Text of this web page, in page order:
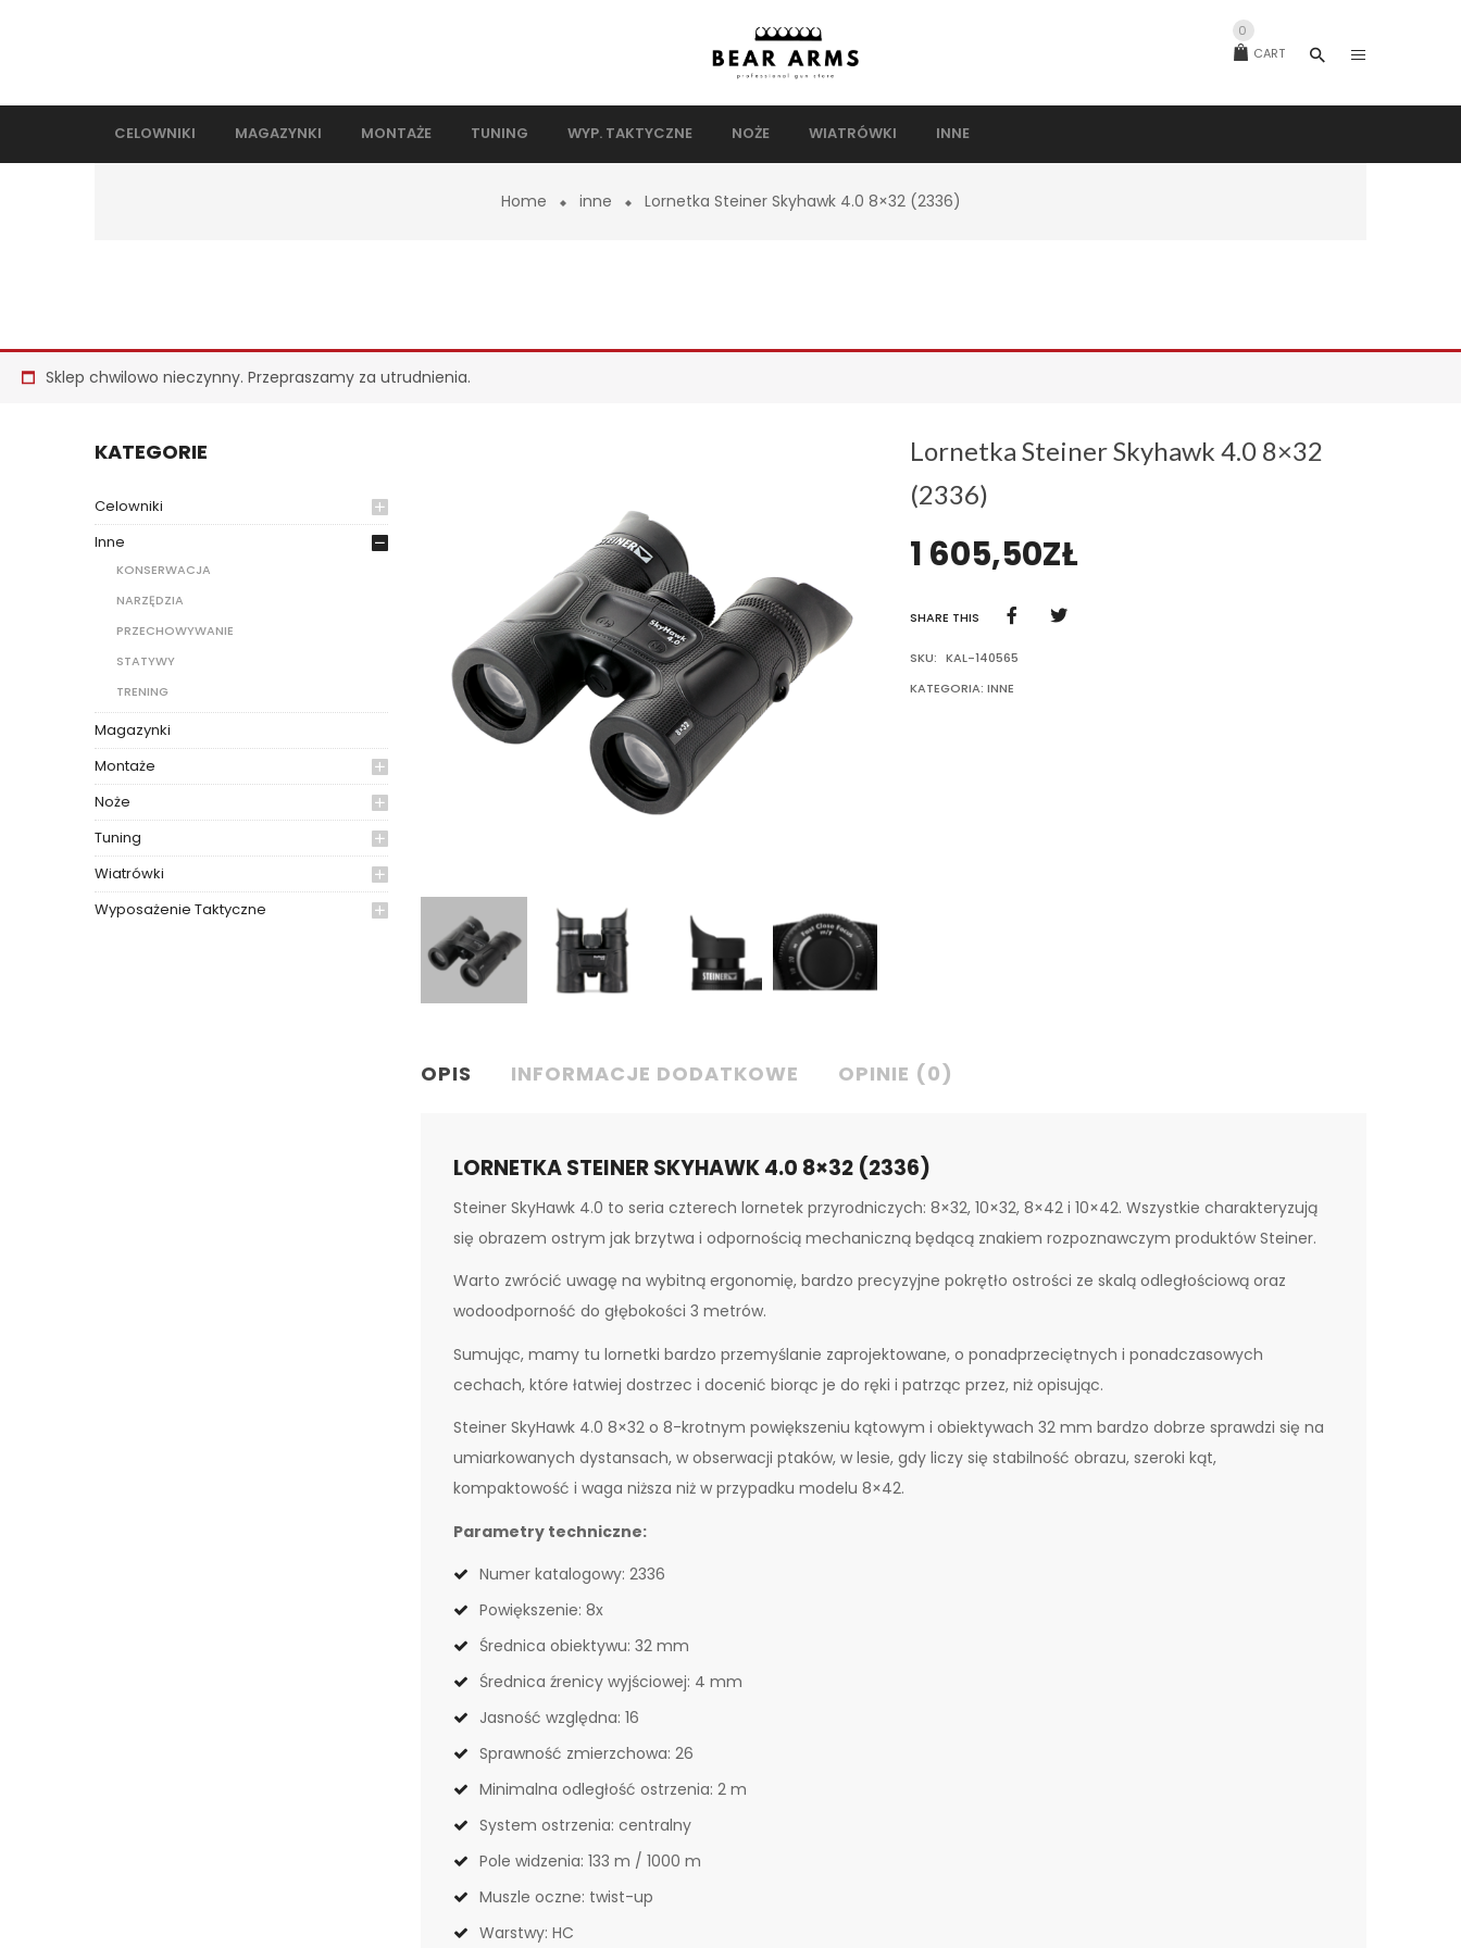
CART
0
CELOWNIKI MAGAZYNKI MONTAŻE TUNING WYP. TAKTYCZNE NOŻE WIATRÓWKI INNE
Home inne Lornetka Steiner Skyhawk 4.0 8×32 (2336)
Sklep chwilowo nieczynny. Przepraszamy za utrudnienia.
KATEGORIE
Celowniki
Inne
KONSERWACJA
NARZĘDZIA
PRZECHOWYWANIE
STATYWY
TRENING
Magazynki
Montaże
Noże
Tuning
Wiatrówki
Wyposażenie Taktyczne
Lornetka Steiner Skyhawk 4.0 8×32
(2336)
1 605,50ZŁ
SHARE THIS
SKU: KAL-140565
KATEGORIA: INNE
OPIS INFORMACJE DODATKOWE OPINIE (0)
LORNETKA STEINER SKYHAWK 4.0 8×32 (2336)
Steiner SkyHawk 4.0 to seria czterech lornetek przyrodniczych: 8×32, 10×32, 8×42 i 10×42. Wszystkie charakteryzują
się obrazem ostrym jak brzytwa i odpornością mechaniczną będącą znakiem rozpoznawczym produktów Steiner.
Warto zwrócić uwagę na wybitną ergonomię, bardzo precyzyjne pokrętło ostrości ze skalą odległościową oraz
wodoodporność do głębokości 3 metrów.
Sumując, mamy tu lornetki bardzo przemyślanie zaprojektowane, o ponadprzeciętnych i ponadczasowych
cechach, które łatwiej dostrzec i docenić biorąc je do ręki i patrząc przez, niż opisując.
Steiner SkyHawk 4.0 8×32 o 8-krotnym powiększeniu kątowym i obiektywach 32 mm bardzo dobrze sprawdzi się na
umiarkowanych dystansach, w obserwacji ptaków, w lesie, gdy liczy się stabilność obrazu, szeroki kąt,
kompaktowość i waga niższa niż w przypadku modelu 8×42.
Parametry techniczne:
Numer katalogowy: 2336
Powiększenie: 8x
Średnica obiektywu: 32 mm
Średnica źrenicy wyjściowej: 4 mm
Jasność względna: 16
Sprawność zmierzchowa: 26
Minimalna odległość ostrzenia: 2 m
System ostrzenia: centralny
Pole widzenia: 133 m / 1000 m
Muszle oczne: twist-up
Warstwy: HC